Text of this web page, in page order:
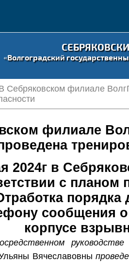
«Волгоградский
Себряковском филиале
филиале
2024г в
с планом
сообщения
корпусе
Вячеславовны